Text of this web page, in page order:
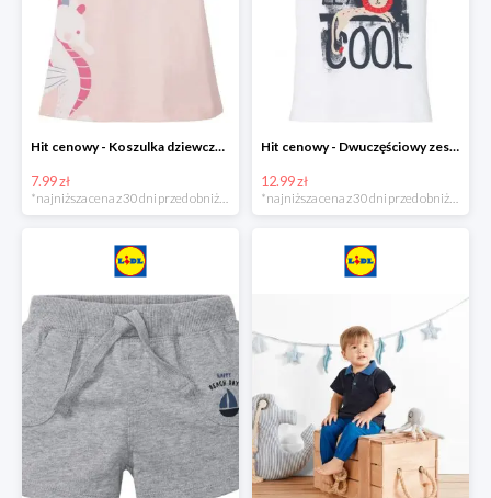
Hit cenowy - Koszulka dziewczęca
7.99 zł
*najniższa cena z 30 dni przed obniżką
Hit cenowy - Dwuczęściowy zestaw chłopięcy
12.99 zł
*najniższa cena z 30 dni przed obniżką